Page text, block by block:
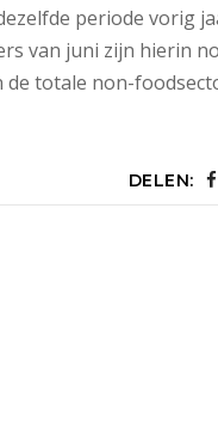
periode vorig
van juni zijn hierin
de totale non-
DELEN: